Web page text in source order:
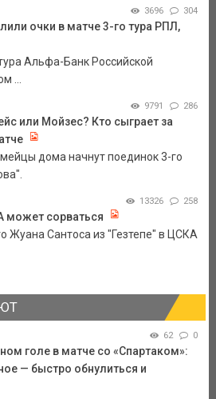
3696 304
очки в матче 3-го тура РПЛ,
Альфа-Банк Российской
...
9791 286
или Мойзес? Кто сыграет за
дома начнут поединок 3-го
13326 258
может сорваться
Жуана Сантоса из "Гезтепе" в ЦСКА
62 0
голе в матче со «Спартаком»:
— быстро обнулиться и